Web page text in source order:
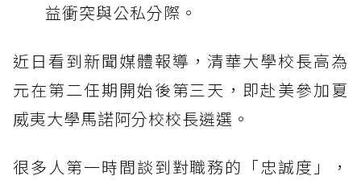
益衝突與公私分際。
近日看到新聞媒體報導，清華大學校長高為
元在第二任期開始後第三天，即赴美參加夏
威夷大學馬諾阿分校校長遴選。
很多人第一時間談到對職務的「忠誠度」，